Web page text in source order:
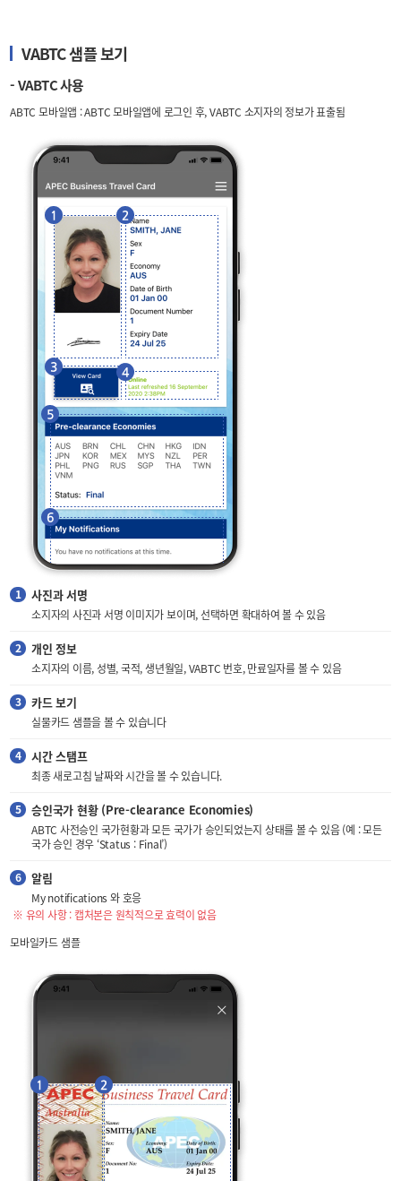
VABTC 샘플 보기
- VABTC 사용
ABTC 모바일앱 : ABTC 모바일앱에 로그인 후, VABTC 소지자의 정보가 표출됨
사진과 서명
소지자의 사진과 서명 이미지가 보이며, 선택하면 확대하여 볼 수 있음
개인 정보
소지자의 이름, 성별, 국적, 생년월일, VABTC 번호, 만료일자를 볼 수 있음
카드 보기
실물카드 샘플을 볼 수 있습니다
시간 스탬프
최종 새로고침 날짜와 시간을 볼 수 있습니다.
승인국가 현황 (Pre-clearance Economies)
ABTC 사전승인 국가현황과 모든 국가가 승인되었는지 상태를 볼 수 있음 (예 : 모든
국가 승인 경우 ‘Status : Final’)
알림
My notifications 와 호응
※ 유의 사항 : 캡처본은 원칙적으로 효력이 없음
모바일카드 샘플